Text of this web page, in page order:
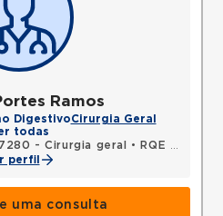
Ramos
DigestivoCirurgia Geral
todas
- Cirurgia geral •
RQE 67281 - Cirurgia do aparelho digestivo
perfil
uma consulta